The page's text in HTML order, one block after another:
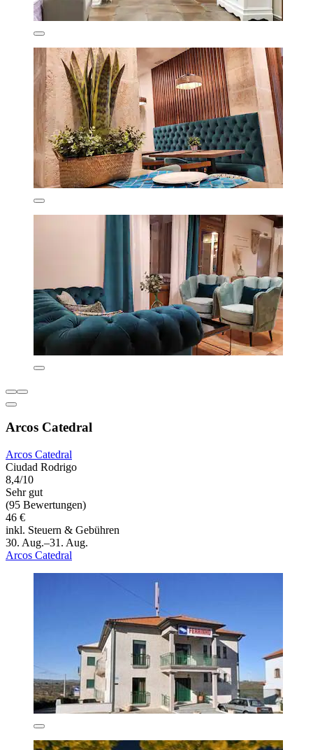
Arcos Catedral
Arcos Catedral
Ciudad Rodrigo
8,4/10
Sehr gut
(95 Bewertungen)
46 €
inkl. Steuern & Gebühren
30. Aug.–31. Aug.
Arcos Catedral